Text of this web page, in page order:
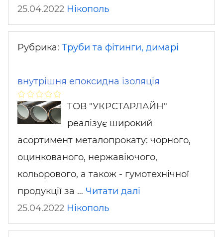
25.04.2022 Нікополь
Рубрика: Труби та фітинги, димарі
внутрішня епоксидна ізоляція
ТОВ "УКРСТАРЛАЙН"
реалізує широкий
асортимент металопрокату: чорного,
оцинкованого, нержавіючого,
кольорового, а також - гумотехнічної
продукції за … Читати далі
25.04.2022 Нікополь